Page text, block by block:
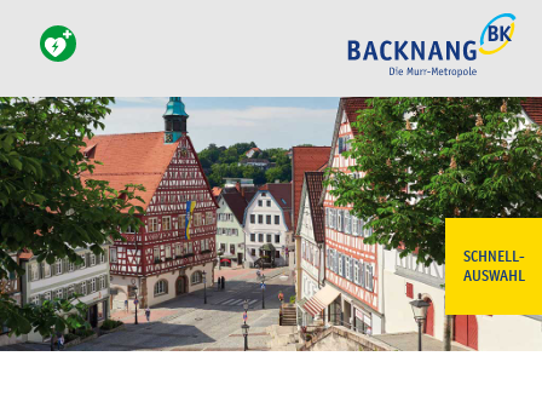
SCHNELL-
AUSWAHL